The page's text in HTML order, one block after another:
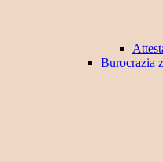
Burocrazia